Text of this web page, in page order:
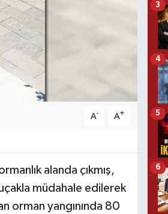
A- A+
alanda çıkmış,
müdahale edilerek
orman yangınında 80
3
4
5
6